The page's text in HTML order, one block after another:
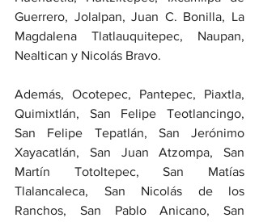
Guerrero, Jolalpan, Juan C. Bonilla, La
Magdalena Tlatlauquitepec, Naupan,
Nealtican y Nicolás Bravo.
Además, Ocotepec, Pantepec, Piaxtla,
Quimixtlán, San Felipe Teotlancingo,
San Felipe Tepatlán, San Jerónimo
Xayacatlán, San Juan Atzompa, San
Martín Totoltepec, San Matías
Tlalancaleca, San Nicolás de los
Ranchos, San Pablo Anicano, San